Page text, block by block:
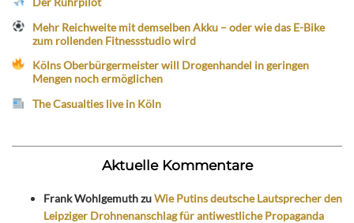
Mehr Reichweite mit demselben Akku – oder wie das E-Bike
zum rollenden Fitnessstudio wird
Kölns Oberbürgermeister will Drogenhandel in geringen
Mengen noch ermöglichen
The Casualties live in Köln
Aktuelle Kommentare
Frank WohlgemuthzuWie Putins deutsche Lautsprecher den
Leipziger Drohnenanschlag für antiwestliche Propaganda